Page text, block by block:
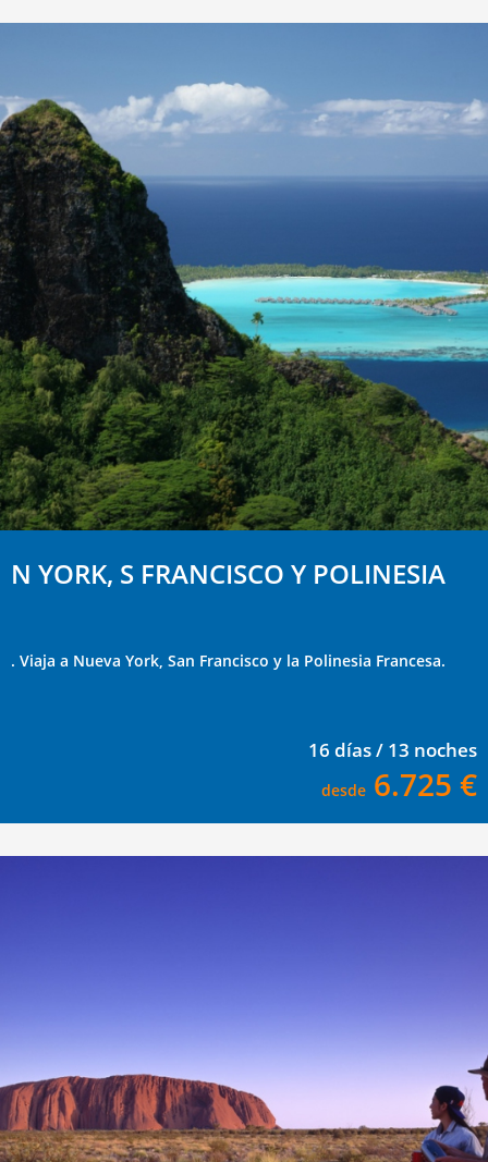
N YORK, S FRANCISCO Y POLINESIA
. Viaja a Nueva York, San Francisco y la Polinesia Francesa.
16 días / 13 noches
desde 6.725 €